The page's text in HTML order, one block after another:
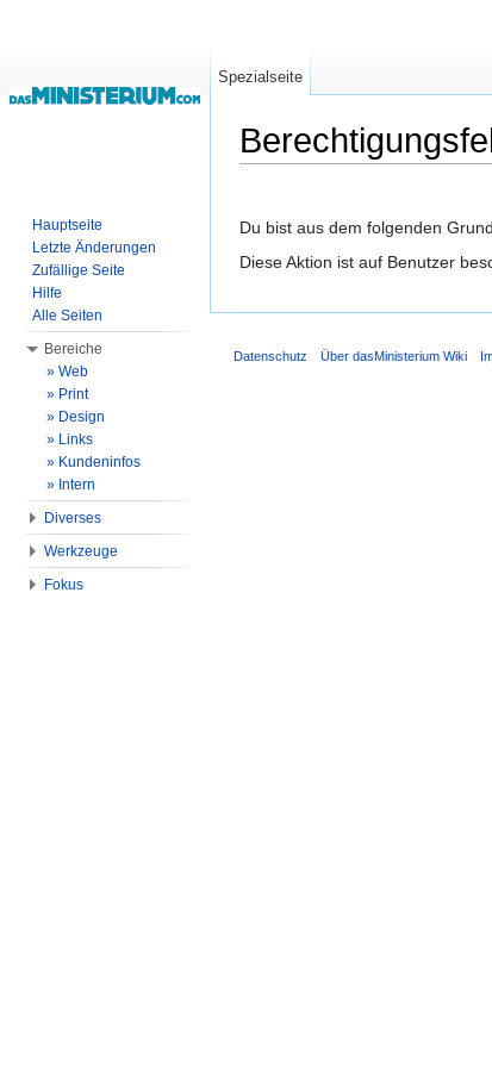
Du bist aus dem folgenden
Diese Aktion ist auf Benutzer
Spezialseite
Hauptseite
Letzte Änderungen
Zufällige Seite
Hilfe
Alle Seiten
Bereiche
» Web
» Print
» Design
» Links
» Kundeninfos
» Intern
Diverses
Werkzeuge
Fokus
Datenschutz Über dasMinisterium Wiki